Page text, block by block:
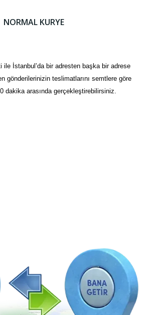
NORMAL KURYE
ile İstanbul’da bir adresten başka bir adrese
gönderilerinizin teslimatlarını semtlere göre
dakika arasında gerçekleştirebilirsiniz.